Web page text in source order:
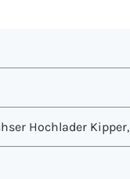
Hochlader Kipper,